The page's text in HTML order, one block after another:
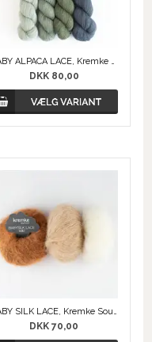
BABY ALPACA LACE, Kremke Soul Wool
DKK 80,00
DKK 70,00